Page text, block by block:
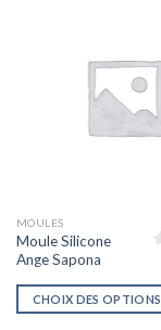
MOULES
Moule Silicone
Ange Sapona
CHOIX DES OPTIONS